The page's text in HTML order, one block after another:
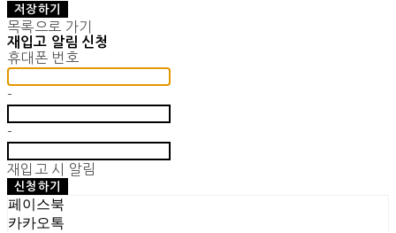
저장하기
목록으로 가기
재입고 알림 신청
휴대폰 번호
-
-
재입고 시 알림
신청하기
페이스북
카카오톡